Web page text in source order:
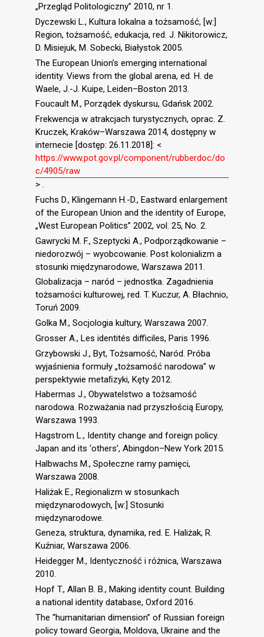
„Przegląd Politologiczny” 2010, nr 1.
Dyczewski L., Kultura lokalna a tożsamość, [w:]
Region, tożsamość, edukacja, red. J. Nikitorowicz,
D. Misiejuk, M. Sobecki, Białystok 2005.
The European Union’s emerging international
identity. Views from the global arena, ed. H. de
Waele, J.-J. Kuipe, Leiden–Boston 2013.
Foucault M., Porządek dyskursu, Gdańsk 2002.
Frekwencja w atrakcjach turystycznych, oprac. Z.
Kruczek, Kraków–Warszawa 2014, dostępny w
internecie [dostęp: 26.11.2018]: <
https://www.pot.gov.pl/component/rubberdoc/do
c/4905/raw
> .
Fuchs D., Klingemann H.-D., Eastward enlargement
of the European Union and the identity of Europe,
„West European Politics” 2002, vol. 25, No. 2.
Gawrycki M. F., Szeptycki A., Podporządkowanie –
niedorozwój – wyobcowanie. Post kolonializm a
stosunki międzynarodowe, Warszawa 2011.
Globalizacja – naród – jednostka. Zagadnienia
tożsamości kulturowej, red. T. Kuczur, A. Błachnio,
Toruń 2009.
Golka M., Socjologia kultury, Warszawa 2007.
Grosser A., Les identités difficiles, Paris 1996.
Grzybowski J., Byt, Tożsamość, Naród. Próba
wyjaśnienia formuły „tożsamość narodowa” w
perspektywie metaﬁzyki, Kęty 2012.
Habermas J., Obywatelstwo a tożsamość
narodowa. Rozważania nad przyszłością Europy,
Warszawa 1993.
Hagstrom L., Identity change and foreign policy.
Japan and its ‘others’, Abingdon–New York 2015.
Halbwachs M., Społeczne ramy pamięci,
Warszawa 2008.
Haliżak E., Regionalizm w stosunkach
międzynarodowych, [w:] Stosunki
międzynarodowe.
Geneza, struktura, dynamika, red. E. Haliżak, R.
Kuźniar, Warszawa 2006.
Heidegger M., Identyczność i różnica, Warszawa
2010.
Hopf T., Allan B. B., Making identity count. Building
a national identity database, Oxford 2016.
The “humanitarian dimension” of Russian foreign
policy toward Georgia, Moldova, Ukraine and the